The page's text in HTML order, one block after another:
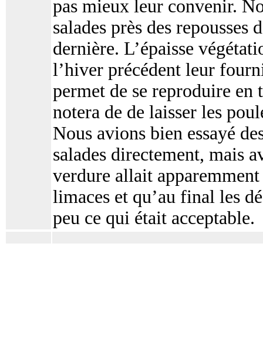
pas mieux leur convenir.
salades près des repousses
dernière. L’épaisse
l’hiver précédent leur
permet de se reproduire
notera de de laisser les
Nous avions bien essayé
salades directement, mais
verdure allait apparemment
limaces et qu’au final les
peu ce qui était acceptable.